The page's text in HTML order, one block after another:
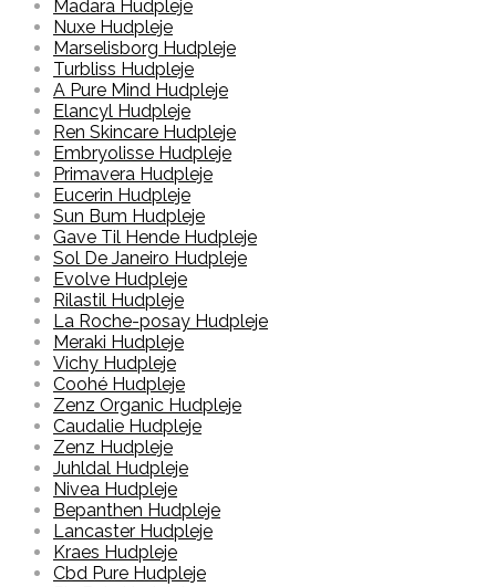
Madara Hudpleje
Nuxe Hudpleje
Marselisborg Hudpleje
Turbliss Hudpleje
A Pure Mind Hudpleje
Elancyl Hudpleje
Ren Skincare Hudpleje
Embryolisse Hudpleje
Primavera Hudpleje
Eucerin Hudpleje
Sun Bum Hudpleje
Gave Til Hende Hudpleje
Sol De Janeiro Hudpleje
Evolve Hudpleje
Rilastil Hudpleje
La Roche-posay Hudpleje
Meraki Hudpleje
Vichy Hudpleje
Coohé Hudpleje
Zenz Organic Hudpleje
Caudalie Hudpleje
Zenz Hudpleje
Juhldal Hudpleje
Nivea Hudpleje
Bepanthen Hudpleje
Lancaster Hudpleje
Kraes Hudpleje
Cbd Pure Hudpleje